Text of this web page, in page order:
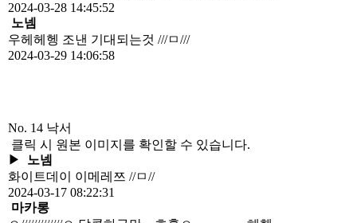
2024-03-28 14:45:52
노넴
우헤헤헹 조낸 기대되는것 ///ㅁ///
2024-03-29 14:06:58
No. 14 낙서
클릭 시 원본 이미지를 확인할 수 있습니다.
▶
노넴
화이트데이 이메레쯔 //ㅁ//
2024-03-17 08:22:31
마카롱